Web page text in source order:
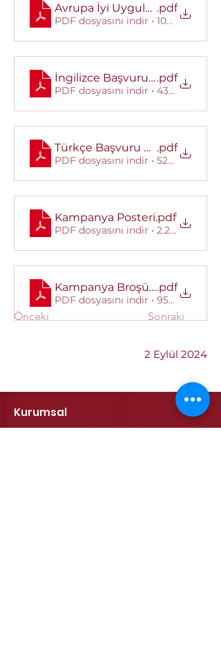
Önceki Sonraki
Avrupa İyi Uygulama Ödülleri
.pdf
PDF dosyasını indir • 104KB
İngilizce Başvuru Formu
.pdf
PDF dosyasını indir • 431KB
Türkçe Başvuru Formu
.pdf
PDF dosyasını indir • 527KB
Kampanya Posteri.pdf
PDF dosyasını indir • 2.28MB
Kampanya Broşürü.pdf
PDF dosyasını indir • 958KB
2 Eylül 2024
Kurumsal